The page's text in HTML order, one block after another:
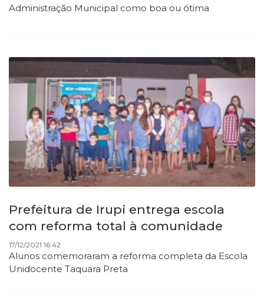
Administração Municipal como boa ou ótima
Prefeitura de Irupi entrega escola
com reforma total à comunidade
17/12/2021 16:42
Alunos comemoraram a reforma completa da Escola
Unidocente Taquara Preta